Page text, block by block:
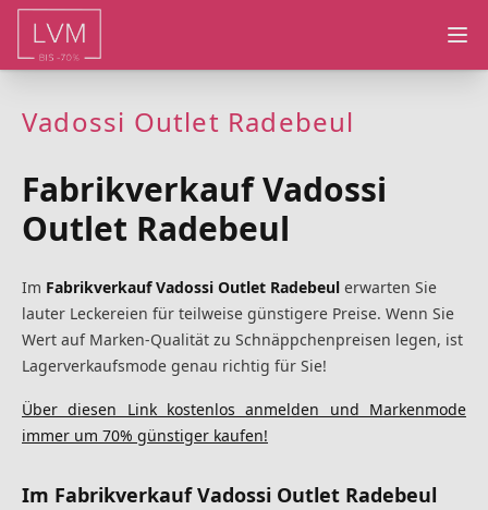
Vadossi Outlet Radebeul
Fabrikverkauf Vadossi
Outlet Radebeul
Im Fabrikverkauf Vadossi Outlet Radebeul erwarten Sie
lauter Leckereien für teilweise günstigere Preise. Wenn Sie
Wert auf Marken-Qualität zu Schnäppchenpreisen legen, ist
Lagerverkaufsmode genau richtig für Sie!
Über diesen Link kostenlos anmelden und Markenmode
immer um 70% günstiger kaufen!
Im Fabrikverkauf Vadossi Outlet Radebeul